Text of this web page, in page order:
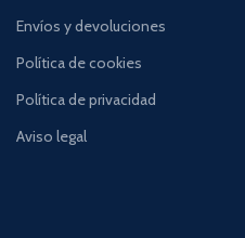
Envíos y devoluciones
Política de cookies
Política de privacidad
Aviso legal